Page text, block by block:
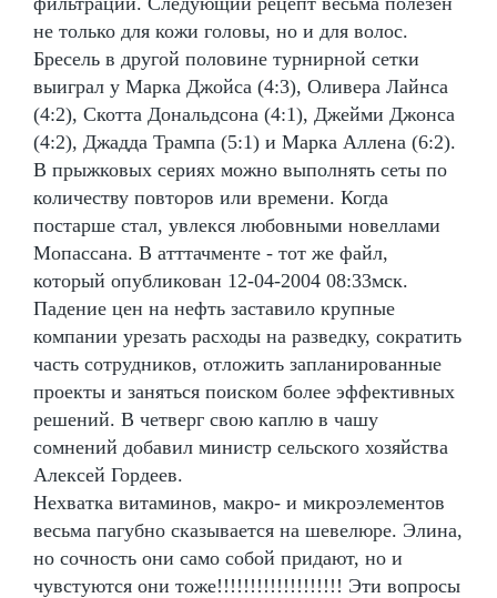
не только для кожи головы, но и для волос.
Бресель в другой половине турнирной сетки
выиграл у Марка Джойса (4:3), Оливера Лайнса
(4:2), Скотта Дональдсона (4:1), Джейми Джонса
(4:2), Джадда Трампа (5:1) и Марка Аллена (6:2).
В прыжковых сериях можно выполнять сеты по
количеству повторов или времени. Когда
постарше стал, увлекся любовными новеллами
Мопассана. В атттачменте - тот же файл,
который опубликован 12-04-2004 08:33мск.
Падение цен на нефть заставило крупные
компании урезать расходы на разведку, сократить
часть сотрудников, отложить запланированные
проекты и заняться поиском более эффективных
решений. В четверг свою каплю в чашу
сомнений добавил министр сельского хозяйства
Алексей Гордеев.
Нехватка витаминов, макро- и микроэлементов
весьма пагубно сказывается на шевелюре. Элина,
но сочность они само собой придают, но и
чувстуются они тоже!!!!!!!!!!!!!!!!!!! Эти вопросы